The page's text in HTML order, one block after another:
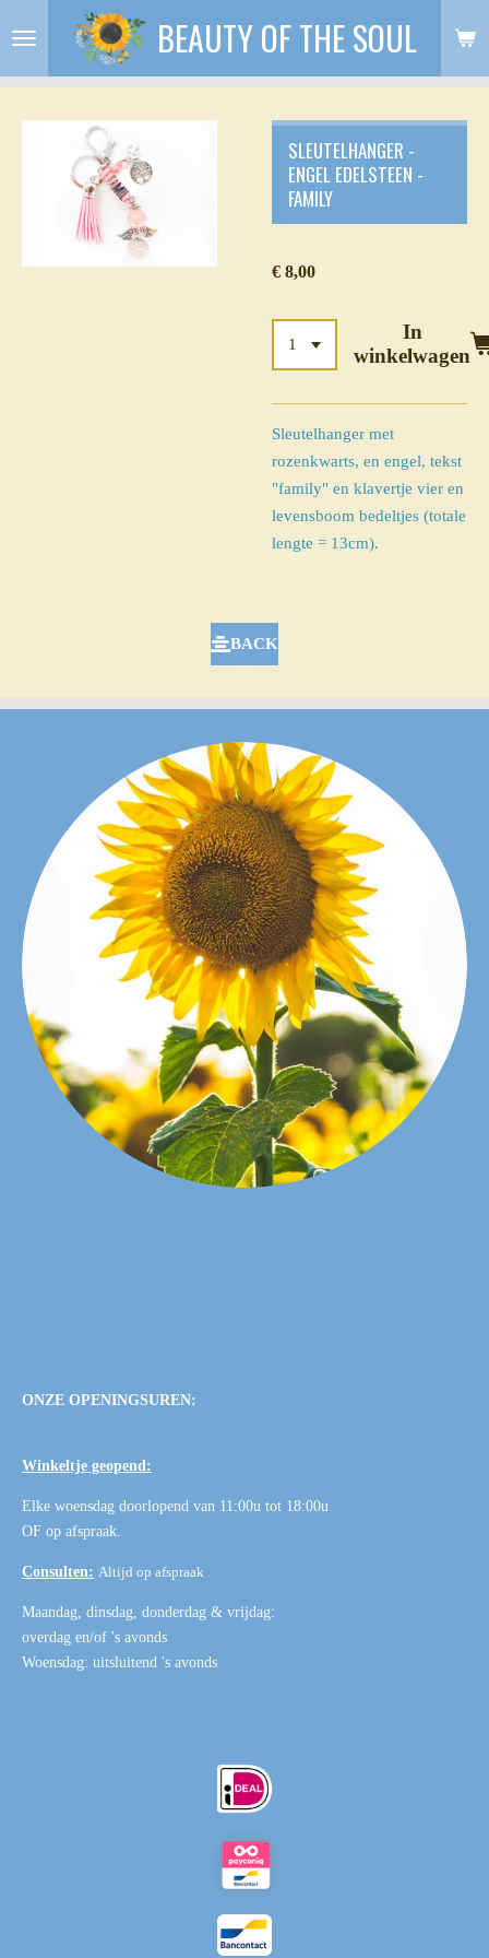
direct
naar
hoofdinhoud
BEAUTY OF THE SOUL
SLEUTELHANGER -
ENGEL EDELSTEEN -
FAMILY
€ 8,00
In
winkelwagen
Sleutelhanger met
rozenkwarts, en engel, tekst
"family" en klavertje vier en
levensboom bedeltjes (totale
lengte = 13cm).
BACK
ONZE OPENINGSUREN:
Winkeltje geopend:
Elke woensdag doorlopend van 11:00u tot 18:00u
OF op afspraak.
Consulten: Altijd op afspraak
Maandag, dinsdag, donderdag & vrijdag:
overdag en/of 's avonds
Woensdag: uitsluitend 's avonds